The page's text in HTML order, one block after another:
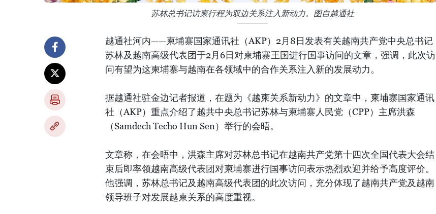
苏林总书记访柬行程为双边关系注入新动力。图自越通社
越通社河内——柬埔寨国家通讯社（AKP）2月8日发表有关越南共产党中央总书记
苏林及越南高级代表团于2月6日对柬埔寨王国进行国事访问的文章，强调，此次访
问有望为这柬埔寨与越南在各领域中的合作关系注入新的发展动力。
据越通社驻金边记者报道，在题为《越柬关系新动力》的文章中，柬埔寨国家通讯
社（AKP）重点介绍了越共中央总书记苏林与柬埔寨人民党（CPP）主席洪森
（Samdech Techo Hun Sen）举行的会晤。
文章称，在会晤中，洪森主席对苏林总书记在越南共产党第十四次全国代表大会结
束后即率领越南高级代表团对柬埔寨进行国事访问表示热烈欢迎并给予高度评价。
他强调，苏林总书记及越南高级代表团的此次访问，充分体现了越南共产党及越南
领导班子对发展越柬关系的高度重视。